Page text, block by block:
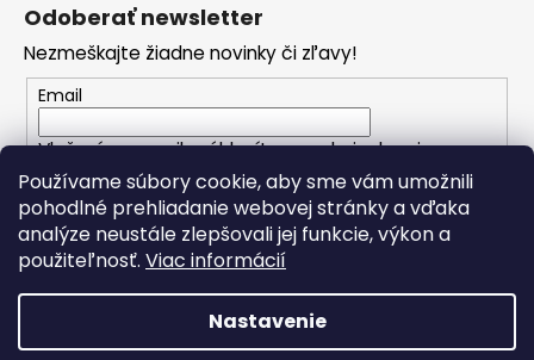
Používame súbory cookie, aby sme vám umožnili
pohodlné prehliadanie webovej stránky a vďaka
analýze neustále zlepšovali jej funkcie, výkon a
použiteľnosť. Viac informácií
Nastavenie
e
Odoberať newsletter
Nezmeškajte žiadne novinky či zľavy!
Email
Vložením e-mailu súhlasíte spodmienkami
ochrany osobných údajov
PRIHLÁSIŤ SA